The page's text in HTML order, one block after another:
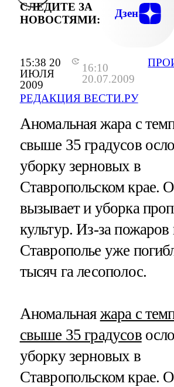
15:38 20
ИЮЛЯ
2009
16:10
20.07.2009
РЕДАКЦИЯ ВЕСТИ.РУ
СЛЕДИТЕ ЗА
НОВОСТЯМИ:
Дзен
Аномальная жара с
свыше 35 градусов
уборку зерновых в
Ставропольском крае.
вызывает и уборка
культур. Из-за пожаров
Ставрополье уже
тысяч га лесополос.
Аномальная жара с
свыше 35 градусов
уборку зерновых в
Ставропольском крае.